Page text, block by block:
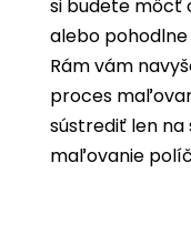
si budete môcť
alebo
Rám vám
proces
sústrediť len na
maľovanie